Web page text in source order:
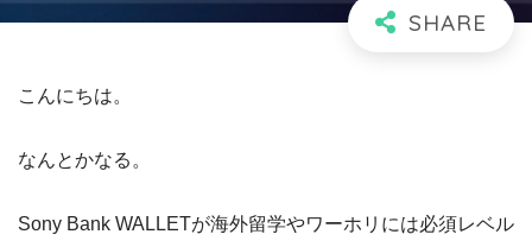
こんにちは。
なんとかなる。
Sony Bank WALLETが海外留学やワーホリには必須レベル